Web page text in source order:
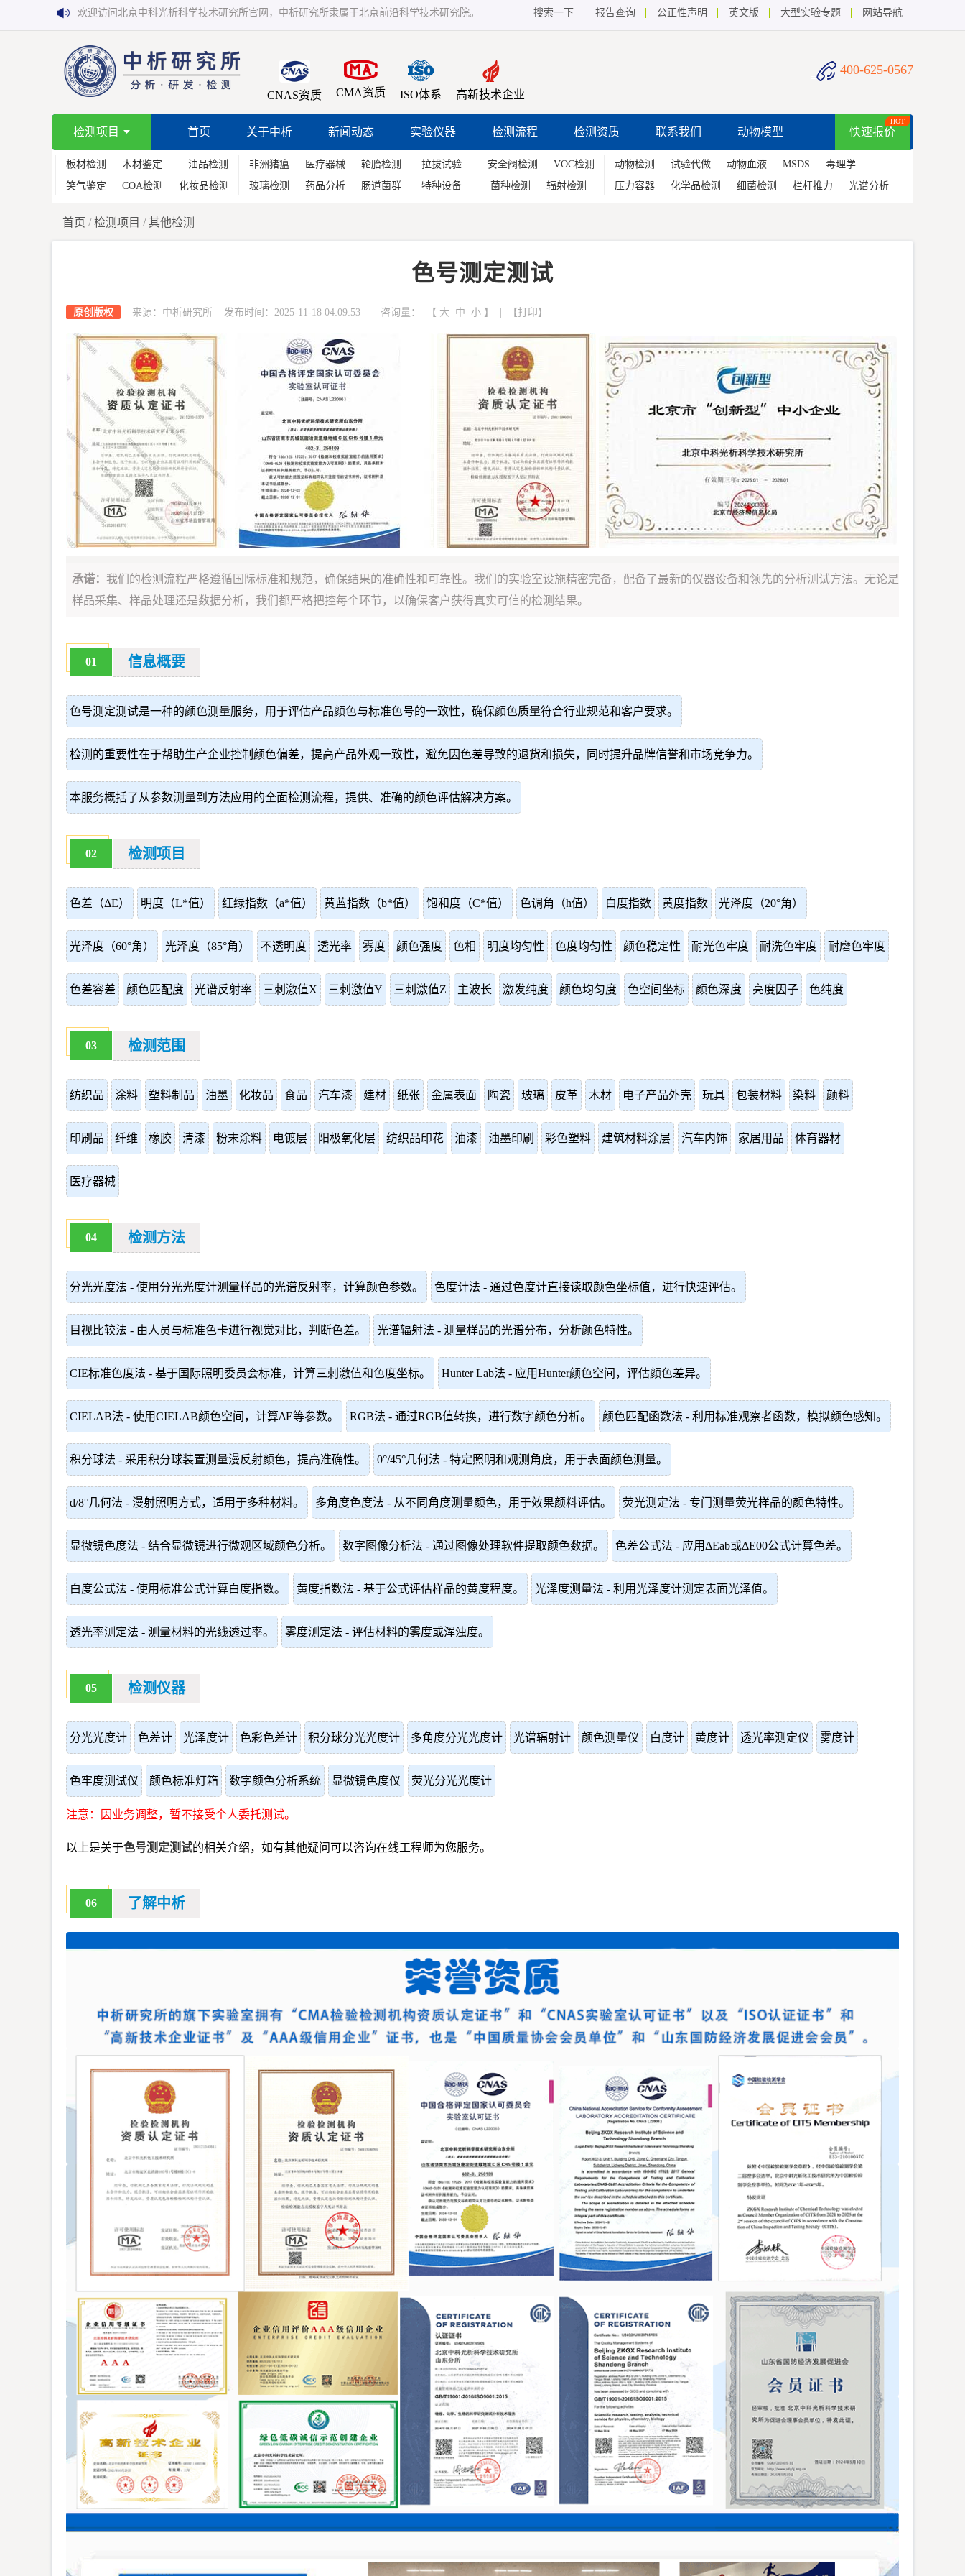
欢迎访问北京中科光析科学技术研究所官网，中析研究所隶属于北京前沿科学技术研究院。 搜索一下 报告查询 公正性声明 英文版 大型实验专题 网站导航
CNAS资质 CMA资质 ISO体系 高新技术企业
400-625-0567
检测项目 首页 关于中析 新闻动态 实验仪器 检测流程 检测资质 联系我们 动物模型 快速报价
HOT
板材检测 木材鉴定
油品检测
笑气鉴定
COA检测 化妆品检测
非洲猪瘟 医疗器械
轮胎检测
玻璃检测
药品分析 肠道菌群
拉拔试验 安全阀检测
VOC检测
特种设备
菌种检测 辐射检测
动物检测 试验代做 动物血液 MSDS
毒理学
压力容器
化学品检测 细菌检测 栏杆推力 光谱分析
首页 /检测项目 / 其他检测
色号测定测试
原创版权 来源：中析研究所 发布时间：2025-11-18 04:09:53 咨询量： 【 大 中 小 】 | 【打印 】
承诺： 我们的检测流程严格遵循国际标准和规范，确保结果的准确性和可靠性。我们的实验室设施精密完备，配备了最新的仪器设备和领先的分析测试方法。无论是
样品采集、样品处理还是数据分析，我们都严格把控每个环节，以确保客户获得真实可信的检测结果。
01 信息概要
色号测定测试是一种的颜色测量服务，用于评估产品颜色与标准色号的一致性，确保颜色质量符合行业规范和客户要求。
检测的重要性在于帮助生产企业控制颜色偏差，提高产品外观一致性，避免因色差导致的退货和损失，同时提升品牌信誉和市场竞争力。
本服务概括了从参数测量到方法应用的全面检测流程，提供、准确的颜色评估解决方案。
02 检测项目
色差（ΔE） 明度（L*值） 红绿指数（a*值） 黄蓝指数（b*值） 饱和度（C*值） 色调角（h值） 白度指数 黄度指数 光泽度（20°角）
光泽度（60°角） 光泽度（85°角） 不透明度 透光率 雾度 颜色强度 色相 明度均匀性 色度均匀性 颜色稳定性 耐光色牢度 耐洗色牢度 耐磨色牢度
色差容差 颜色匹配度 光谱反射率 三刺激值X 三刺激值Y 三刺激值Z 主波长 激发纯度 颜色均匀度 色空间坐标 颜色深度 亮度因子 色纯度
03 检测范围
纺织品 涂料 塑料制品 油墨 化妆品 食品 汽车漆 建材 纸张 金属表面 陶瓷 玻璃 皮革 木材 电子产品外壳 玩具 包装材料 染料 颜料
印刷品 纤维 橡胶 清漆 粉末涂料 电镀层 阳极氧化层 纺织品印花 油漆 油墨印刷 彩色塑料 建筑材料涂层 汽车内饰 家居用品 体育器材
医疗器械
04 检测方法
分光光度法 - 使用分光光度计测量样品的光谱反射率，计算颜色参数。 色度计法 - 通过色度计直接读取颜色坐标值，进行快速评估。
目视比较法 - 由人员与标准色卡进行视觉对比，判断色差。 光谱辐射法 - 测量样品的光谱分布，分析颜色特性。
CIE标准色度法 - 基于国际照明委员会标准，计算三刺激值和色度坐标。 Hunter Lab法 - 应用Hunter颜色空间，评估颜色差异。
CIELAB法 - 使用CIELAB颜色空间，计算ΔE等参数。 RGB法 - 通过RGB值转换，进行数字颜色分析。 颜色匹配函数法 - 利用标准观察者函数，模拟颜色感知。
积分球法 - 采用积分球装置测量漫反射颜色，提高准确性。 0°/45°几何法 - 特定照明和观测角度，用于表面颜色测量。
d/8°几何法 - 漫射照明方式，适用于多种材料。 多角度色度法 - 从不同角度测量颜色，用于效果颜料评估。 荧光测定法 - 专门测量荧光样品的颜色特性。
显微镜色度法 - 结合显微镜进行微观区域颜色分析。 数字图像分析法 - 通过图像处理软件提取颜色数据。 色差公式法 - 应用ΔEab或ΔE00公式计算色差。
白度公式法 - 使用标准公式计算白度指数。 黄度指数法 - 基于公式评估样品的黄度程度。 光泽度测量法 - 利用光泽度计测定表面光泽值。
透光率测定法 - 测量材料的光线透过率。 雾度测定法 - 评估材料的雾度或浑浊度。
05 检测仪器
分光光度计 色差计 光泽度计 色彩色差计 积分球分光光度计 多角度分光光度计 光谱辐射计 颜色测量仪 白度计 黄度计 透光率测定仪 雾度计
色牢度测试仪 颜色标准灯箱 数字颜色分析系统 显微镜色度仪 荧光分光光度计
注意：因业务调整，暂不接受个人委托测试。
以上是关于色号测定测试的相关介绍，如有其他疑问可以咨询在线工程师为您服务。
06 了解中析